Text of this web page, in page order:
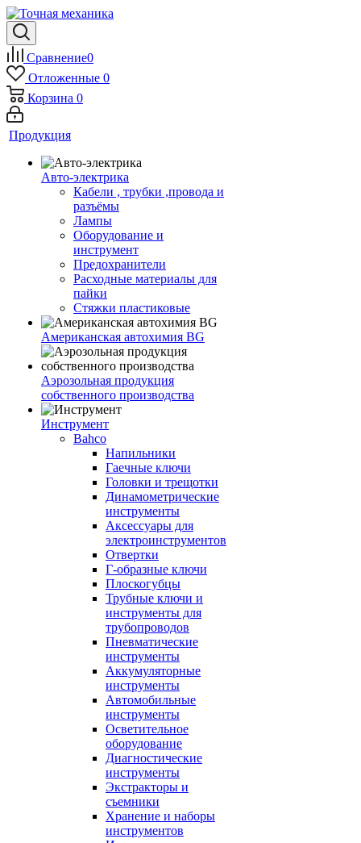
Сравнение0
Отложенные 0
Корзина 0
Продукция
Авто-электрика
Кабели , трубки ,провода и
разъёмы
Лампы
Оборудование и
инструмент
Предохранители
Расходные материалы для
пайки
Стяжки пластиковые
Американская автохимия BG
Аэрозольная продукция
собственного производства
Инструмент
Bahco
Напильники
Гаечные ключи
Головки и трещотки
Динамометрические
инструменты
Аксессуары для
электроинструментов
Отвертки
Г-образные ключи
Плоскогубцы
Трубные ключи и
инструменты для
трубопроводов
Пневматические
инструменты
Аккумуляторные
инструменты
Автомобильные
инструменты
Осветительное
оборудование
Диагностические
инструменты
Экстракторы и
съемники
Хранение и наборы
инструментов